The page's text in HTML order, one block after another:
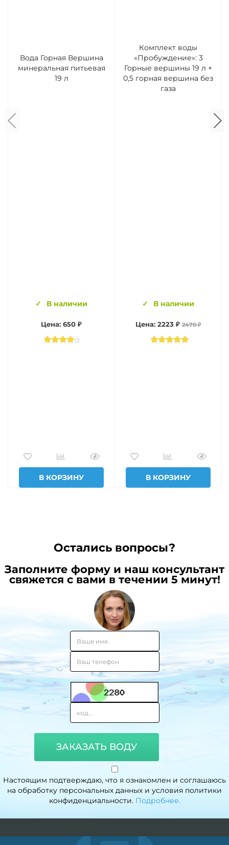
Вода Горная Вершина
минеральная питьевая
19 л
В наличии
Цена: 650 ₽
В КОРЗИНУ
Комплект воды
«Пробуждение»: 3
Горные вершины 19 л +
0,5 горная вершина без
газа
В наличии
Цена: 2223 ₽ 2470 ₽
В КОРЗИНУ
Остались вопросы?
Заполните форму и наш консультант
свяжется с вами в течении 5 минут!
ЗАКАЗАТЬ ВОДУ
Настоящим подтверждаю, что я ознакомлен и соглашаюсь
на обработку персональных данных и условия политики
конфиденциальности. Подробнее.